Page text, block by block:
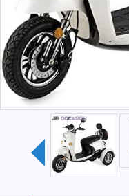
catégorie : moto
véhicule électrique,
électrique,
scooter handicapé,
médical, draisienne
davidson, scoot
scooter scrooser,
économique, mobilité
caigiees, moovway,
gyropode, hoverboard,
eats, deliveroo, allo
cm³, 125cm3, scoot
pinkmobility, vélo
yadea, gogoro,